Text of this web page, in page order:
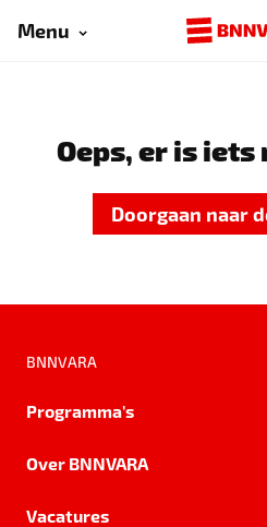
Menu
Oeps, er is iets
Doorgaan naar
BNNVARA
Programma's
Over BNNVARA
Vacatures